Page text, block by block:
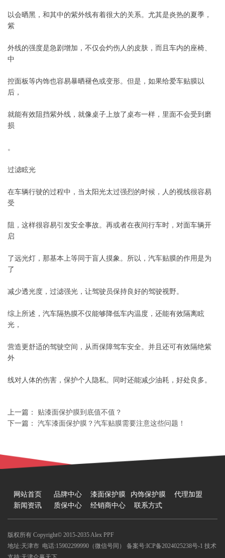
以会晒黑，和其中的紫外线有着很大的关系。尤其是炎热的夏季，
紫
外线的强度是急剧增加，不仅会灼伤人的皮肤，而且车内的座椅、
中
控面板等内饰也容易暴晒褪色或变形。但是，如果给爱车贴膜以
后，
就能有效阻挡紫外线，就像桌子上放了桌布一样，里面不会受到磨
损
。
过滤眩光
在车辆行驶的过程中，当太阳光太过强烈的时候，人的视线很容易
受
阻，这样很容易引发安全事故。再或者在夜间行车时，对面车辆开
启
了远光灯，那基本上等同于盲人摸象。所以，汽车贴膜的作用是为
了
减少透光度，过滤强光，让驾驶员保持良好的驾驶视野。
综上所述，汽车隔热膜不仅能够降低车内温度，还能有效隔离眩
光，
营造更舒适的驾驶空间，从而保障驾车安全。并且还可有效隔绝紫
外
线对人体的伤害，保护个人隐私。同时还能减少油耗，好处良多。
上一篇：
贴漆面保护膜到底值不值？
下一篇：
汽车漆面保护膜？汽车贴膜需要注意这些问题！
网站首页 品牌中心 漆面保护膜 内饰保护膜
代理加盟
新闻资讯
质保中心 经销商中心 联系方式
版权所有 Copyright© 2015-2035 Alex PPF
地址:天津市 电话:15902299990（微信号同） 备案号:ICP备2024025238号-1 技术